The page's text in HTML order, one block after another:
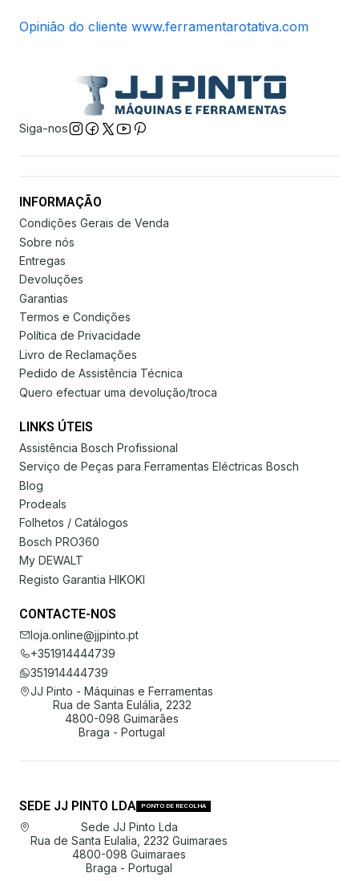
Opinião do cliente www.ferramentarotativa.com
Siga-nos
INFORMAÇÃO
Condições Gerais de Venda
Sobre nós
Entregas
Devoluções
Garantias
Termos e Condições
Política de Privacidade
Livro de Reclamações
Pedido de Assistência Técnica
Quero efectuar uma devolução/troca
LINKS ÚTEIS
Assistência Bosch Profissional
Serviço de Peças para Ferramentas Eléctricas Bosch
Blog
Prodeals
Folhetos / Catálogos
Bosch PRO360
My DEWALT
Registo Garantia HIKOKI
CONTACTE-NOS
loja.online@jjpinto.pt
+351914444739
351914444739
JJ Pinto - Máquinas e Ferramentas
Rua de Santa Eulália, 2232
4800-098 Guimarães
Braga - Portugal
SEDE JJ PINTO LDA PONTO DE RECOLHA
Sede JJ Pinto Lda
Rua de Santa Eulalia, 2232 Guimaraes
4800-098 Guimaraes
Braga - Portugal